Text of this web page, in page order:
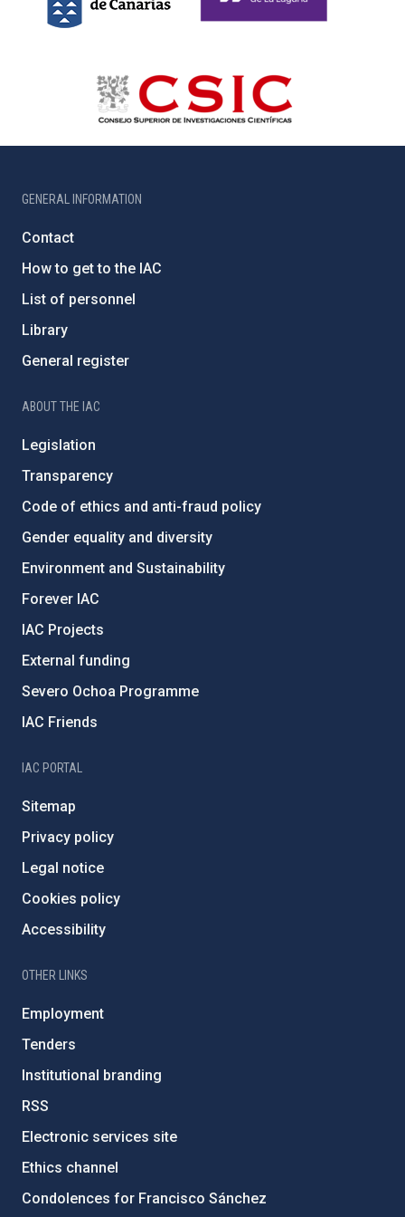
GENERAL INFORMATION
Contact
How to get to the IAC
List of personnel
Library
General register
ABOUT THE IAC
Legislation
Transparency
Code of ethics and anti-fraud policy
Gender equality and diversity
Environment and Sustainability
Forever IAC
IAC Projects
External funding
Severo Ochoa Programme
IAC Friends
IAC PORTAL
Sitemap
Privacy policy
Legal notice
Cookies policy
Accessibility
OTHER LINKS
Employment
Tenders
Institutional branding
RSS
Electronic services site
Ethics channel
Condolences for Francisco Sánchez